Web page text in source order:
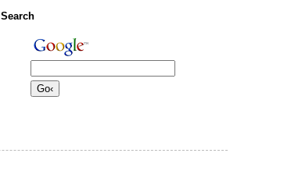
Search